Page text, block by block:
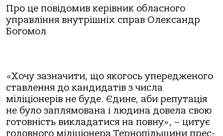
Про це повідомив керівник обласного
управління внутрішніх справ Олександр
Богомол
«Хочу зазначити, що якогось упередженого
ставлення до кандидатів з числа
міліціонерів не буде. Єдине, аби репутація
не було заплямована і людина довела свою
готовність викладатися на повну», – цитує
головного міліціонера Тернопільщини прес-